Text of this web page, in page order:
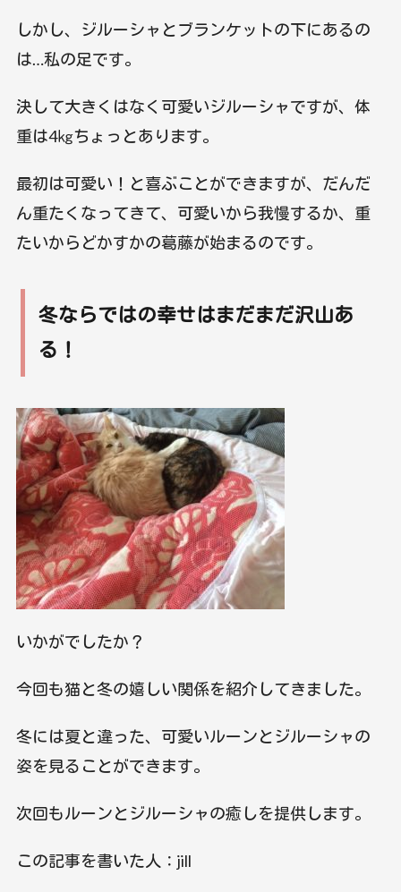
しかし、ジルーシャとブランケットの下にあるの
は…私の足です。
決して大きくはなく可愛いジルーシャですが、体
重は4㎏ちょっとあります。
最初は可愛い！と喜ぶことができますが、だんだ
ん重たくなってきて、可愛いから我慢するか、重
たいからどかすかの葛藤が始まるのです。
冬ならではの幸せはまだまだ沢山あ
る！
いかがでしたか？
今回も猫と冬の嬉しい関係を紹介してきました。
冬には夏と違った、可愛いルーンとジルーシャの
姿を見ることができます。
次回もルーンとジルーシャの癒しを提供します。
この記事を書いた人：jill